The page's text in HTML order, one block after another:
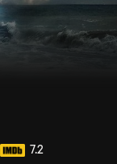
7.2